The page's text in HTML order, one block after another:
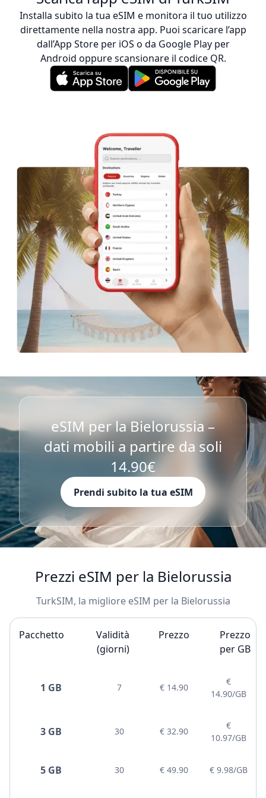
Installa subito la tua eSIM e monitora il tuo utilizzo
direttamente nella nostra app. Puoi scaricare l’app
dall’App Store per iOS o da Google Play per
Android oppure scansionare il codice QR.
eSIM per la Bielorussia –
dati mobili a partire da soli
14.90€
Prendi subito la tua eSIM
Prezzi eSIM per la Bielorussia
TurkSIM, la migliore eSIM per la Bielorussia
Pacchetto
Validità
(giorni)
Prezzo
Prezzo
per GB
1 GB 7 € 14.90
€
14.90/GB
3 GB 30 € 32.90
€
10.97/GB
5 GB 30 € 49.90 € 9.98/GB